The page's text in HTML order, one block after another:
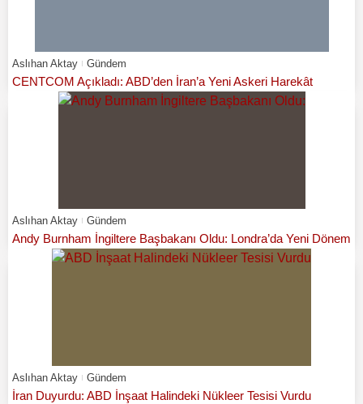
Aslıhan Aktay Gündem
CENTCOM Açıkladı: ABD’den İran’a Yeni Askeri Harekât
Aslıhan Aktay Gündem
Andy Burnham İngiltere Başbakanı Oldu: Londra’da Yeni Dönem
Aslıhan Aktay Gündem
İran Duyurdu: ABD İnşaat Halindeki Nükleer Tesisi Vurdu